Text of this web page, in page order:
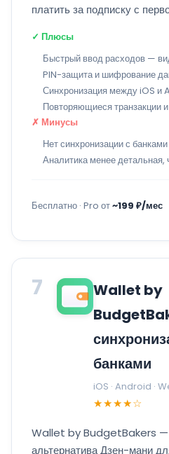
платить за подписку с
✓ Плюсы
Быстрый ввод расходов —
PIN-защита и шифрование
Синхронизация между iOS и
Повторяющиеся транзакции
✗ Минусы
Нет синхронизации с банками
Аналитика менее
Бесплатно · Pro от~199 ₽/мес
7
Wallet by
банками
iOS · Android ·
★★★★☆
Wallet by BudgetBakers —
альтернатива Дзен-мани